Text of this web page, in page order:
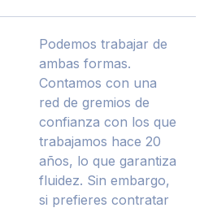
Podemos trabajar de
ambas formas.
Contamos con una
red de gremios de
confianza con los que
trabajamos hace 20
años, lo que garantiza
fluidez. Sin embargo,
si prefieres contratar